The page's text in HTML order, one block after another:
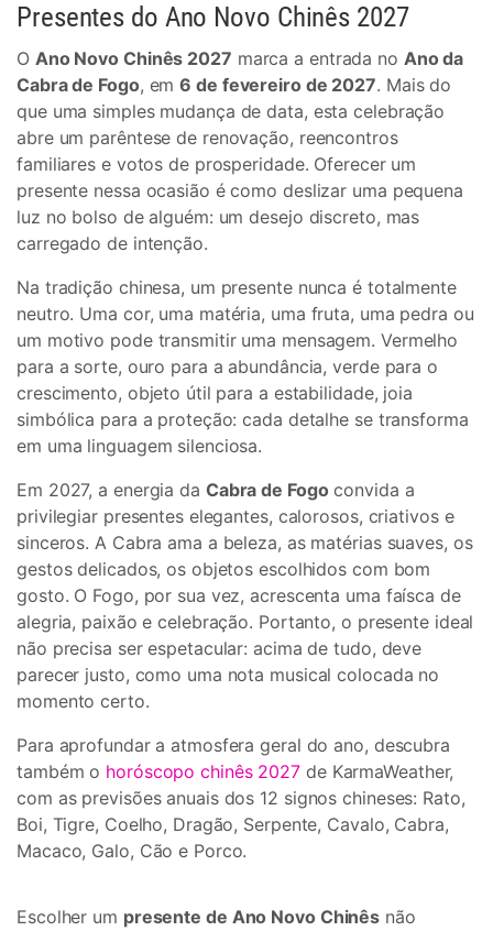
Presentes do Ano Novo Chinês 2027
O Ano Novo Chinês 2027 marca a entrada no Ano da
Cabra de Fogo, em6 de fevereiro de 2027. Mais do
que uma simples mudança de data, esta celebração
abre um parêntese de renovação, reencontros
familiares e votos de prosperidade. Oferecer um
presente nessa ocasião é como deslizar uma pequena
luz no bolso de alguém: um desejo discreto, mas
carregado de intenção.
Na tradição chinesa, um presente nunca é totalmente
neutro. Uma cor, uma matéria, uma fruta, uma pedra ou
um motivo pode transmitir uma mensagem. Vermelho
para a sorte, ouro para a abundância, verde para o
crescimento, objeto útil para a estabilidade, joia
simbólica para a proteção: cada detalhe se transforma
em uma linguagem silenciosa.
Em 2027, a energia da Cabra de Fogoconvida a
privilegiar presentes elegantes, calorosos, criativos e
sinceros. A Cabra ama a beleza, as matérias suaves, os
gestos delicados, os objetos escolhidos com bom
gosto. O Fogo, por sua vez, acrescenta uma faísca de
alegria, paixão e celebração. Portanto, o presente ideal
não precisa ser espetacular: acima de tudo, deve
parecer justo, como uma nota musical colocada no
momento certo.
Para aprofundar a atmosfera geral do ano, descubra
também o horóscopo chinês 2027 de KarmaWeather,
com as previsões anuais dos 12 signos chineses: Rato,
Boi, Tigre, Coelho, Dragão, Serpente, Cavalo, Cabra,
Macaco, Galo, Cão e Porco.
Escolher um presente de Ano Novo Chinês não